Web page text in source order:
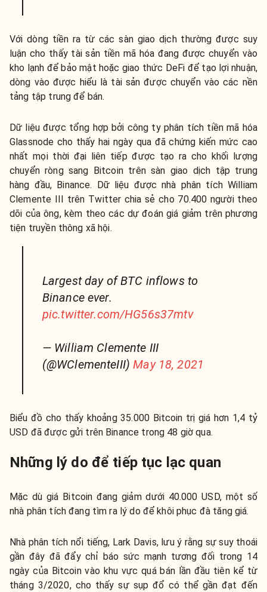
Với dòng tiền ra từ các sàn giao dịch thường được suy
luận cho thấy tài sản tiền mã hóa đang được chuyển vào
kho lạnh để bảo mật hoặc giao thức DeFi để tạo lợi nhuận,
dòng vào được hiểu là tài sản được chuyển vào các nền
tảng tập trung để bán.
Dữ liệu được tổng hợp bởi công ty phân tích tiền mã hóa
Glassnode cho thấy hai ngày qua đã chứng kiến mức cao
nhất mọi thời đại liên tiếp được tạo ra cho khối lượng
chuyển ròng sang Bitcoin trên sàn giao dịch tập trung
hàng đầu, Binance. Dữ liệu được nhà phân tích William
Clemente III trên Twitter chia sẻ cho 70.400 người theo
dõi của ông, kèm theo các dự đoán giá giảm trên phương
tiện truyền thông xã hội.
Largest day of BTC inflows to
Binance ever.
pic.twitter.com/HG56s37mtv
— William Clemente III
(@WClementeIII)May 18, 2021
Biểu đồ cho thấy khoảng 35.000 Bitcoin trị giá hơn 1,4 tỷ
USD đã được gửi trên Binance trong 48 giờ qua.
Những lý do để tiếp tục lạc quan
Mặc dù giá Bitcoin đang giảm dưới 40.000 USD, một số
nhà phân tích đang tìm ra lý do để khôi phục đà tăng giá.
Nhà phân tích nổi tiếng, Lark Davis, lưu ý rằng sự suy thoái
gần đây đã đẩy chỉ báo sức mạnh tương đối trong 14
ngày của Bitcoin vào khu vực quá bán lần đầu tiên kể từ
tháng 3/2020, cho thấy sự sụp đổ có thể gần đạt đến